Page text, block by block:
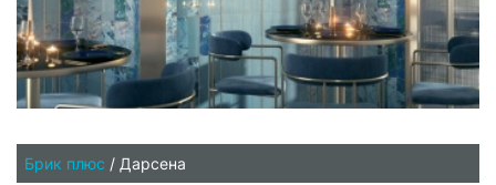
Брик плюс / Дарсена